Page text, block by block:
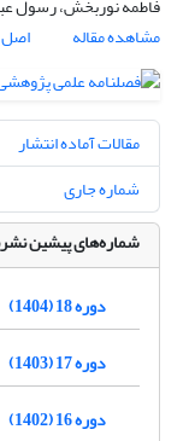
فاطمه نوربخش، رسول
مشاهده مقاله
اصل
مقالات آماده انتشار
شماره جاری
شماره‌های پیشین
دوره 18 (1404)
دوره 17 (1403)
دوره 16 (1402)